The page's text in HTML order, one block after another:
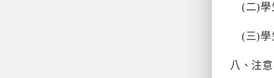
(二)學
(三)學
八、注意